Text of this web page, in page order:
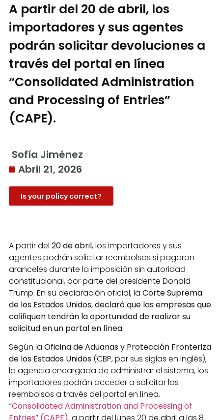
A partir del 20 de abril, los
importadores y sus agentes
podrán solicitar devoluciones a
través del portal en línea
“Consolidated Administration
and Processing of Entries”
(CAPE).
Sofía Jiménez
Abril 21, 2026
Is your policy correct?
A partir del 20 de abril, los importadores y sus
agentes podrán solicitar reembolsos si pagaron
aranceles durante la imposición sin autoridad
constitucional, por parte del presidente Donald
Trump. En su declaración oficial, la Corte Suprema
de los Estados Unidos, declaró que las empresas que
califiquen tendrán la oportunidad de realizar su
solicitud en un portal en línea.
Según la Oficina de Aduanas y Protección Fronteriza
de los Estados Unidos (CBP, por sus siglas en inglés),
la agencia encargada de administrar el sistema, los
importadores podrán acceder a solicitar los
reembolsos a través del portal en línea,
“Consolidated Administration and Processing of